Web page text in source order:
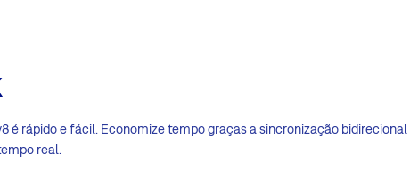
é rápido e fácil. Economize tempo graças a sincronização
real.